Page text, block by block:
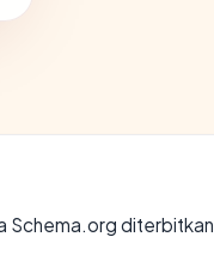
Schema.org diterbitkan